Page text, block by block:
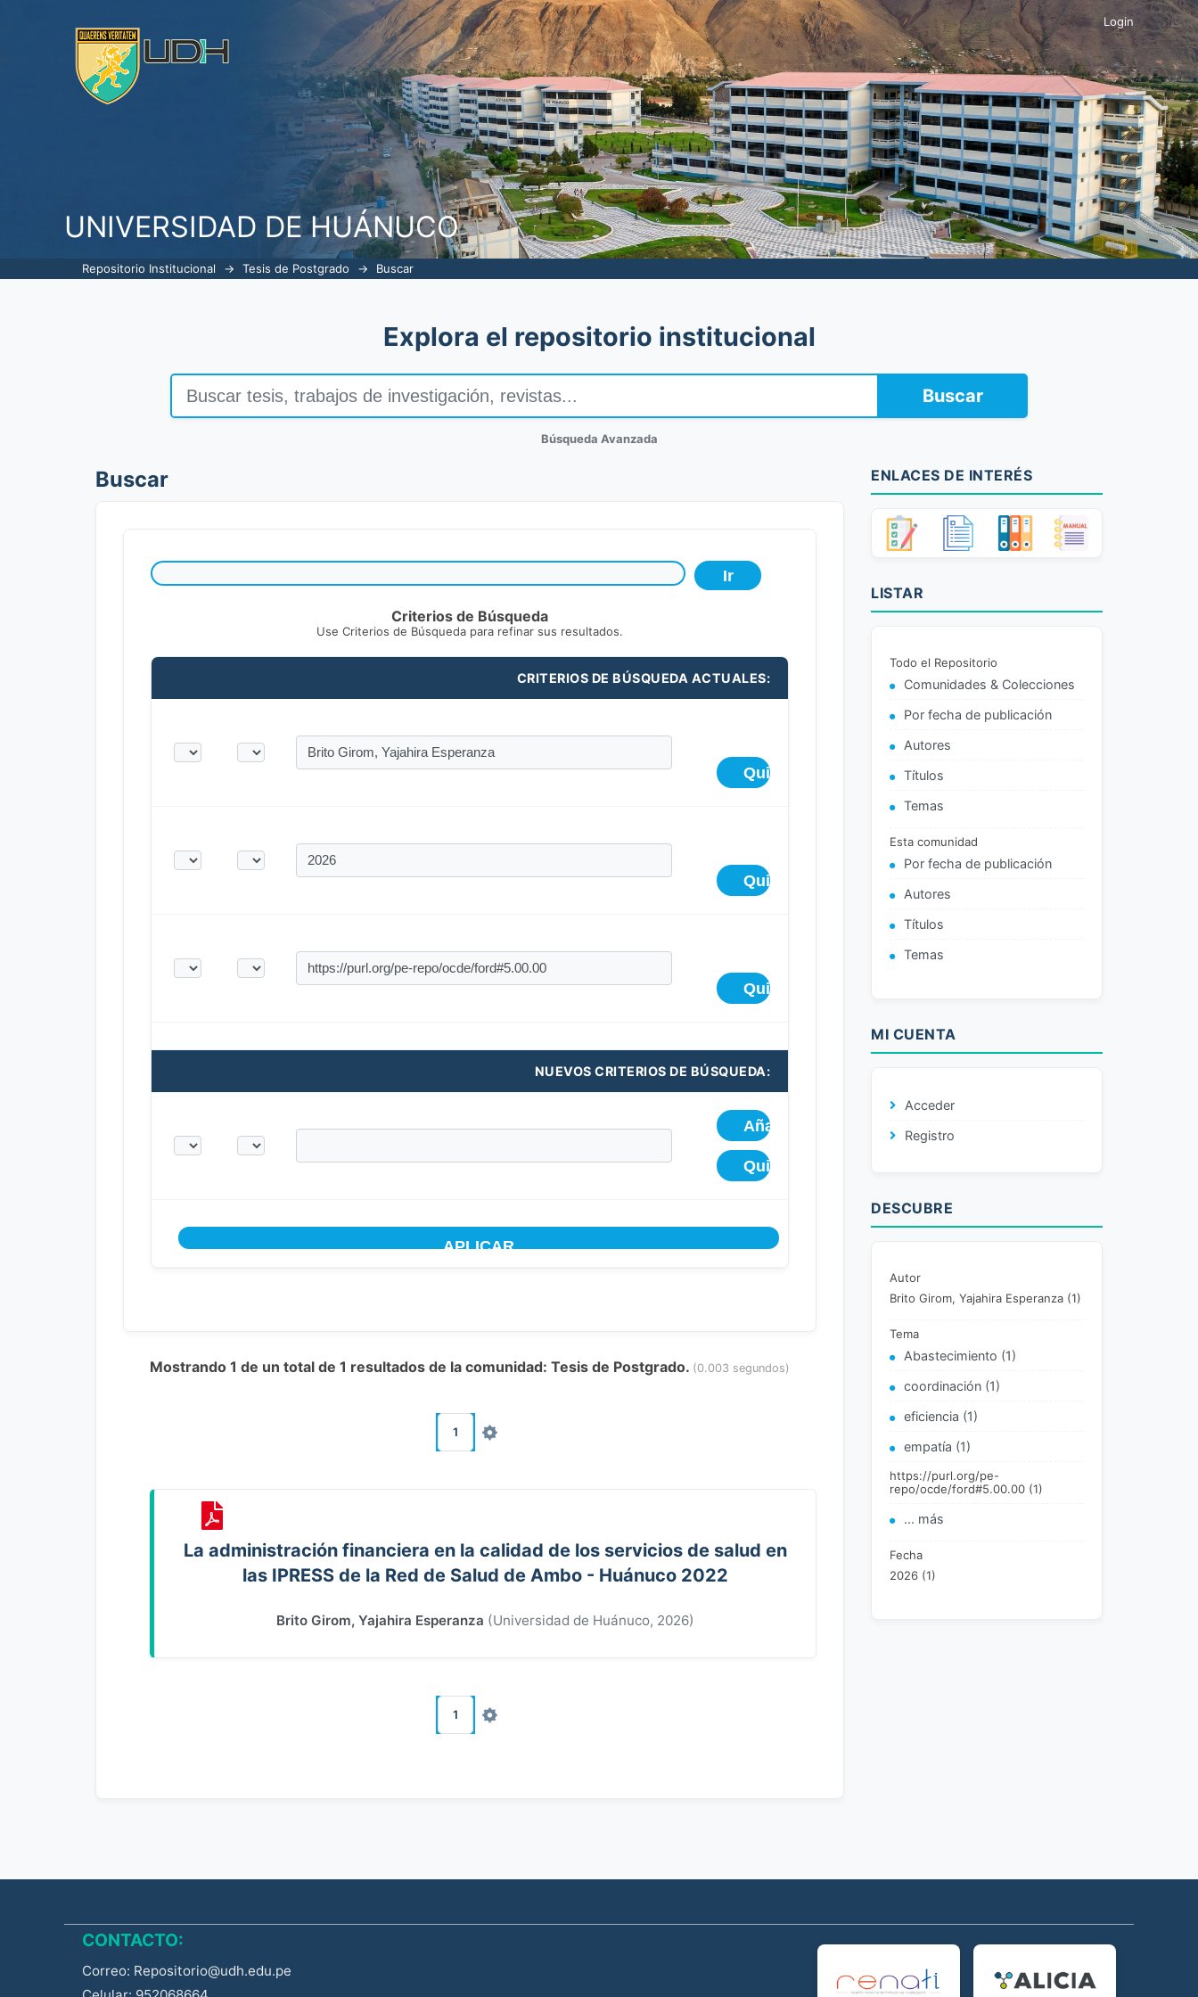
UNIVERSIDAD DE HUÁNUCO
Login
Repositorio Institucional → Tesis de Postgrado → Buscar
Explora el repositorio institucional
Buscar
Búsqueda Avanzada
Buscar
Criterios de Búsqueda
Use Criterios de Búsqueda para refinar sus resultados.
CRITERIOS DE BÚSQUEDA ACTUALES:
NUEVOS CRITERIOS DE BÚSQUEDA:
Mostrando 1 de un total de 1 resultados de la comunidad: Tesis de Postgrado. (0.003 segundos)
1
La administración financiera en la calidad de los servicios de salud en
las IPRESS de la Red de Salud de Ambo - Huánuco 2022
Brito Girom, Yajahira Esperanza (Universidad de Huánuco, 2026)
1
ENLACES DE INTERÉS
LISTAR
Todo el Repositorio
Comunidades & Colecciones
Por fecha de publicación
Autores
Títulos
Temas
Esta comunidad
Por fecha de publicación
Autores
Títulos
Temas
MI CUENTA
Acceder
Registro
DESCUBRE
Autor
Brito Girom, Yajahira Esperanza (1)
Tema
Abastecimiento (1)
coordinación (1)
eficiencia (1)
empatía (1)
https://purl.org/pe-
repo/ocde/ford#5.00.00 (1)
... más
Fecha
2026 (1)
CONTACTO:
Correo: Repositorio@udh.edu.pe